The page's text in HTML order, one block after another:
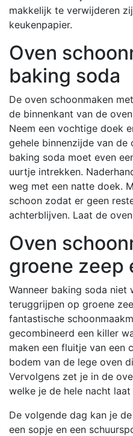
makkelijk te verwijderen
keukenpapier.
Oven
baking soda
De oven schoonmaken
de binnenkant van de
Neem een vochtige doek
gehele binnenzijde van de
baking soda moet even
uurtje intrekken.
weg met een natte doek.
schoon zodat er geen
achterblijven. Laat de
Oven
groene zeep
Wanneer baking soda
teruggrijpen op groene
fantastische
gecombineerd een killer
maken een fluitje van een
bodem van de lege oven
Vervolgens zet je in de
welke je de hele nacht laat
De volgende dag kan je
een sopje en een